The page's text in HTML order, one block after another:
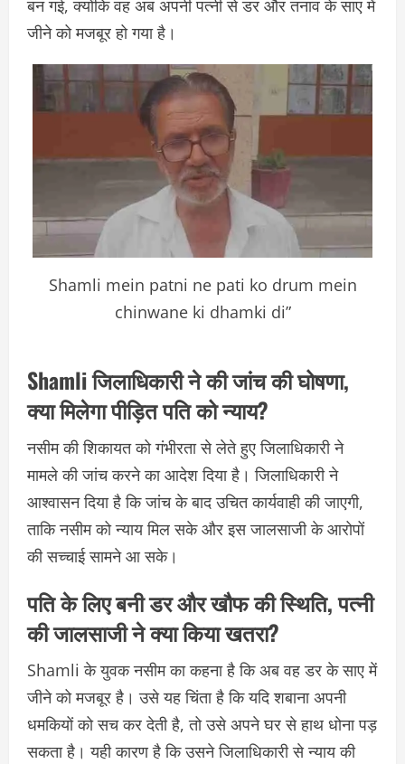
बन गई, क्योंकि वह अब अपनी पत्नी से डर और तनाव के साए में
जीने को मजबूर हो गया है।
Shamli mein patni ne pati ko drum mein
chinwane ki dhamki di”
Shamli जिलाधिकारी ने की जांच की घोषणा,
क्या मिलेगा पीड़ित पति को न्याय?
नसीम की शिकायत को गंभीरता से लेते हुए जिलाधिकारी ने
मामले की जांच करने का आदेश दिया है। जिलाधिकारी ने
आश्वासन दिया है कि जांच के बाद उचित कार्यवाही की जाएगी,
ताकि नसीम को न्याय मिल सके और इस जालसाजी के आरोपों
की सच्चाई सामने आ सके।
पति के लिए बनी डर और खौफ की स्थिति, पत्नी
की जालसाजी ने क्या किया खतरा?
Shamli के युवक नसीम का कहना है कि अब वह डर के साए में
जीने को मजबूर है। उसे यह चिंता है कि यदि शबाना अपनी
धमकियों को सच कर देती है, तो उसे अपने घर से हाथ धोना पड़
सकता है। यही कारण है कि उसने जिलाधिकारी से न्याय की